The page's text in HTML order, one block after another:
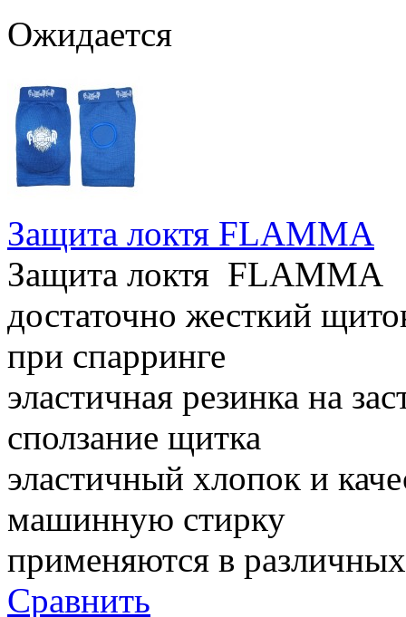
Ожидается
Защита локтя FLAMMA
Защита локтя FLAMMA
достаточно жесткий
при спарринге
эластичная резинка на
сползание щитка
эластичный хлопок и
машинную стирку
применяются в
Сравнить